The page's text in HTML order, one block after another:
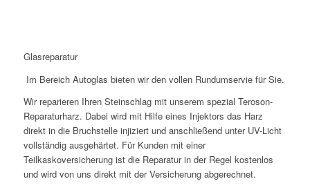
Glasreparatur
Im Bereich Autoglas bieten wir den vollen Rundumservie für Sie.
Wir reparieren Ihren Steinschlag mit unserem spezial Teroson-
Reparaturharz. Dabei wird mit Hilfe eines Injektors das Harz
direkt in die Bruchstelle injiziert und anschließend unter UV-Licht
vollständig ausgehärtet. Für Kunden mit einer
Teilkaskoversicherung ist die Reparatur in der Regel kostenlos
und wird von uns direkt mit der Versicherung abgerechnet.